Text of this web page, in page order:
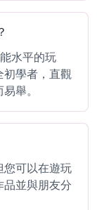
水平的玩
初學者，直觀
舉。
您可以在遊玩
並與朋友分